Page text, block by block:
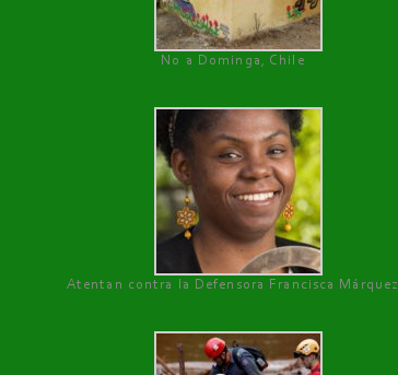
No a Dominga, Chile
Atentan contra la Defensora Francisca Márquez